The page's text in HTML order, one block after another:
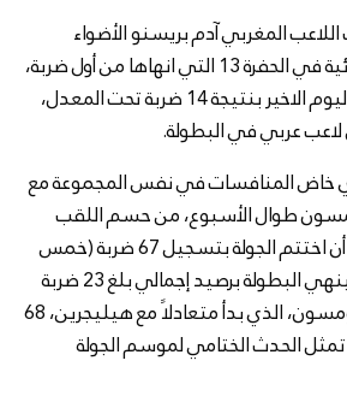
المغربي آدم بريسنو الأضواء
بتسجيله نتيجة استثنائية في الحفرة 13 التي انهاها من أول ضربة،
بشكل مذهل. لينهي اليوم الاخير بنتيجة 14 ضربة تحت المعدل،
لاعب عربي في البطولة.
خاض المنافسات في نفس المجموعة مع
طوال الأسبوع، من حسم اللقب
بفارق ضربة واحدة، بعد أن اختتم الجولة بتسجيل 67 ضربة (خمس
ضربات تحت المعدل)، لينهي البطولة برصيد إجمالي بلغ 23 ضربة
تحت المعدل. وسجل تومسون، الذي بدأ متعادلاً مع هيليجرين، 68
الحدث الختامي لموسم الجولة